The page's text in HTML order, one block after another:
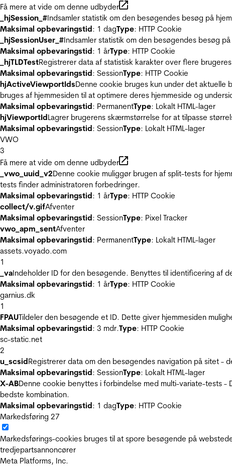
Få mere at vide om denne udbyder
_hjSession_#Indsamler statistik om den besøgendes besøg på
Maksimal opbevaringstid: 1 dagType: HTTP Cookie
_hjSessionUser_#Indsamler statistik om den besøgendes besøg
Maksimal opbevaringstid: 1 årType: HTTP Cookie
_hjTLDTestRegistrerer data af statistisk karakter over flere
Maksimal opbevaringstid: SessionType: HTTP Cookie
hjActiveViewportIdsDenne cookie bruges kun under det aktuelle
bruges af hjemmesiden til at optimere deres hjemmeside og
Maksimal opbevaringstid: PermanentType: Lokalt HTML-lager
hjViewportIdLagrer brugerens skærmstørrelse for at tilpasse
Maksimal opbevaringstid: SessionType: Lokalt HTML-lager
VWO
3
Få mere at vide om denne udbyder
_vwo_uuid_v2Denne cookie muliggør brugen af split-tests for
tests finder administratoren forbedringer.
Maksimal opbevaringstid: 1 årType: HTTP Cookie
collect/v.gifAfventer
Maksimal opbevaringstid: SessionType: Pixel Tracker
vwo_apm_sentAfventer
Maksimal opbevaringstid: PermanentType: Lokalt HTML-lager
assets.voyado.com
1
_vaIndeholder ID for den besøgende. Benyttes til identificering af
Maksimal opbevaringstid: 1 årType: HTTP Cookie
garnius.dk
1
FPAUTildeler den besøgende et ID. Dette giver hjemmesiden
Maksimal opbevaringstid: 3 mdr.Type: HTTP Cookie
sc-static.net
2
u_scsidRegistrerer data om den besøgendes navigation på sitet -
Maksimal opbevaringstid: SessionType: Lokalt HTML-lager
X-ABDenne cookie benyttes i forbindelse med multi-variate-tests
bedste kombination.
Maksimal opbevaringstid: 1 dagType: HTTP Cookie
Markedsføring 27
Markedsførings-cookies bruges til at spore besøgende på
tredjepartsannoncører
Meta Platforms, Inc.